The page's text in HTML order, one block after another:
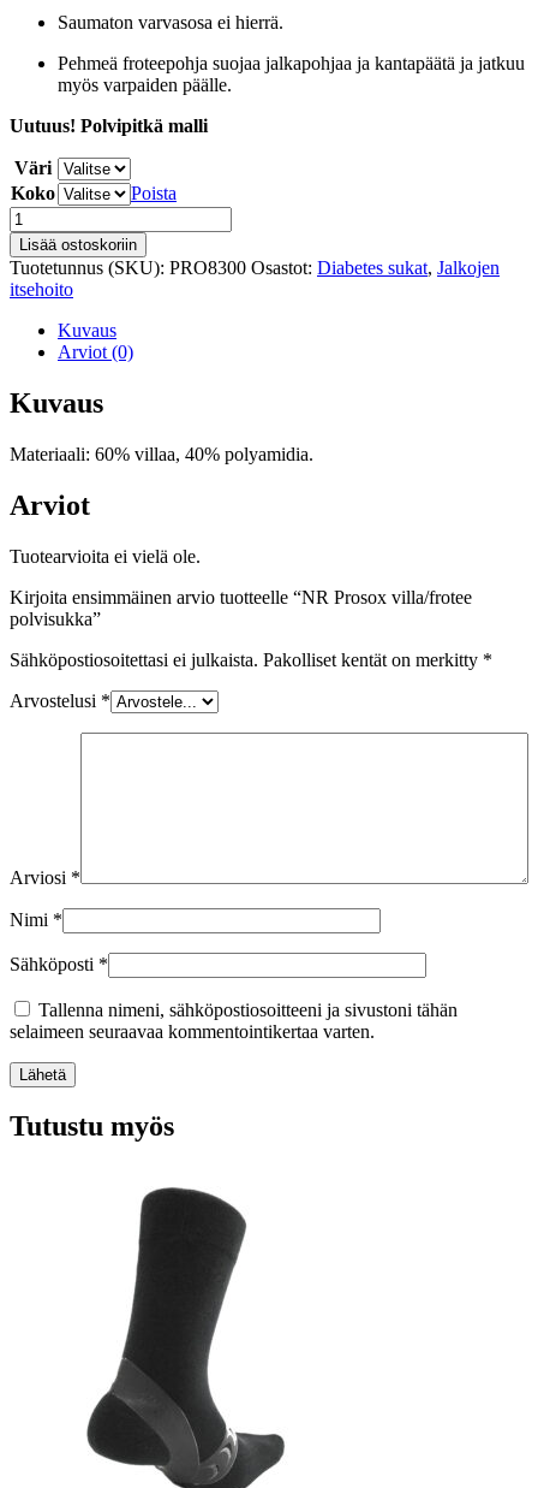
Saumaton varvasosa ei hierrä.
Pehmeä froteepohja suojaa jalkapohjaa ja kantapäätä ja jatkuu
myös varpaiden päälle.
Uutuus! Polvipitkä malli
Väri
Koko
Poista
NR
Prosox
villa/frotee
polvisukka
määrä
Lisää ostoskoriin
Tuotetunnus (SKU): PRO8300 Osastot: Diabetes sukat, Jalkojen
itsehoito
Kuvaus
Arviot (0)
Kuvaus
Materiaali: 60% villaa, 40% polyamidia.
Arviot
Tuotearvioita ei vielä ole.
Kirjoita ensimmäinen arvio tuotteelle “NR Prosox villa/frotee
polvisukka”
Sähköpostiosoitettasi ei julkaista. Pakolliset kentät on merkitty *
Arvostelusi *
Arviosi *
Nimi *
Sähköposti *
Tallenna nimeni, sähköpostiosoitteeni ja sivustoni tähän
selaimeen seuraavaa kommentointikertaa varten.
Lähetä
Tutustu myös